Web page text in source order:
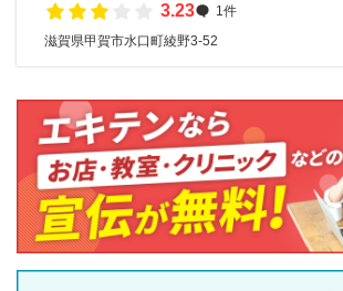
3.23
1件
滋賀県甲賀市水口町綾野3-52